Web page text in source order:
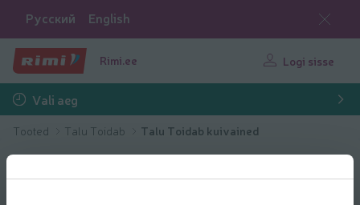
Русский English
Rimi.ee Logi sisse
Vali aeg
Tooted Talu Toidab Talu Toidab kuivained